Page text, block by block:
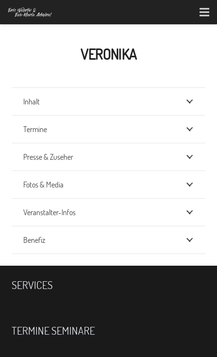
VERONIKA
Inhalt
Termine
Presse & Zuseher
Fotos & Media
Veranstalter-Infos
Benefiz
SERVICES
TERMINE SEMINARE